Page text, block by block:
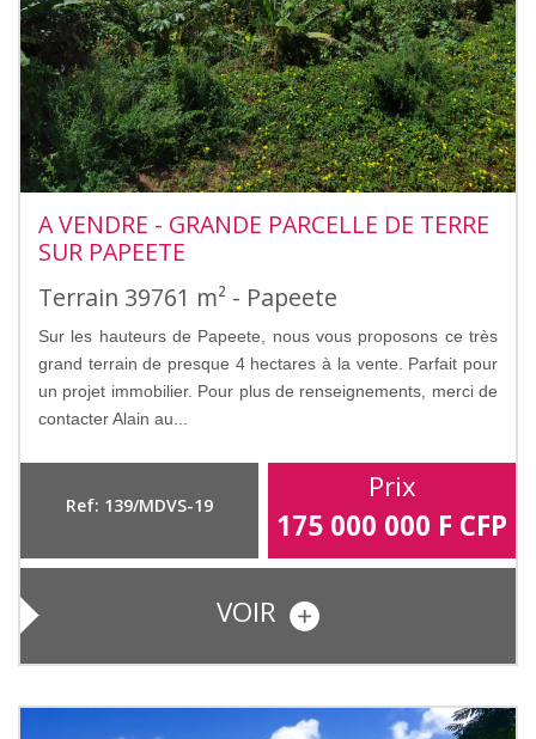
A VENDRE - GRANDE PARCELLE DE TERRE
SUR PAPEETE
Terrain 39761 m² - Papeete
Sur les hauteurs de Papeete, nous vous proposons ce très
grand terrain de presque 4 hectares à la vente. Parfait pour
un projet immobilier. Pour plus de renseignements, merci de
contacter Alain au...
Ref: 139/MDVS-19
Prix
175 000 000 F CFP
VOIR